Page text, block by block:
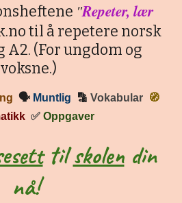
"Repeter, lær
til å repetere norsk
A2. (For ungdom og
voksne.)
🗣 Muntlig 🔡 Vokabular
🧭
✅ Oppgaver
tilskolendin
nå!